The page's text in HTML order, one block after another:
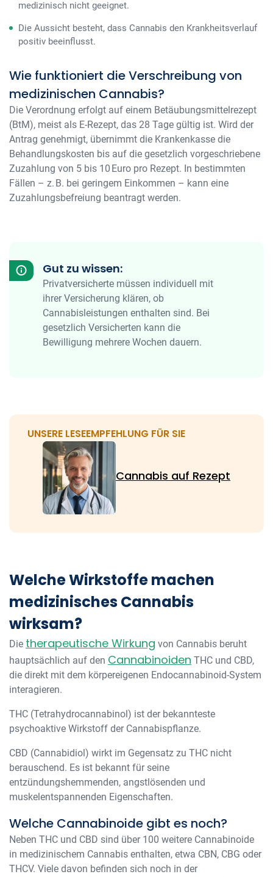
medizinisch nicht geeignet.
Die Aussicht besteht, dass Cannabis den Krankheitsverlauf
positiv beeinflusst.
Wie funktioniert die Verschreibung von
medizinischen Cannabis?
Die Verordnung erfolgt auf einem Betäubungsmittelrezept
(BtM), meist als E-Rezept, das 28 Tage gültig ist. Wird der
Antrag genehmigt, übernimmt die Krankenkasse die
Behandlungskosten bis auf die gesetzlich vorgeschriebene
Zuzahlung von 5 bis 10 Euro pro Rezept. In bestimmten
Fällen – z. B. bei geringem Einkommen – kann eine
Zuzahlungsbefreiung beantragt werden.
Gut zu wissen:
Privatversicherte müssen individuell mit
ihrer Versicherung klären, ob
Cannabisleistungen enthalten sind. Bei
gesetzlich Versicherten kann die
Bewilligung mehrere Wochen dauern.
UNSERE LESEEMPFEHLUNG FÜR SIE
Cannabis auf Rezept
Welche Wirkstoffe machen
medizinisches Cannabis
wirksam?
Die therapeutische Wirkung von Cannabis beruht
hauptsächlich auf den Cannabinoiden THC und CBD,
die direkt mit dem körpereigenen Endocannabinoid-System
interagieren.
THC (Tetrahydrocannabinol) ist der bekannteste
psychoaktive Wirkstoff der Cannabispflanze.
CBD (Cannabidiol) wirkt im Gegensatz zu THC nicht
berauschend. Es ist bekannt für seine
entzündungshemmenden, angstlösenden und
muskelentspannenden Eigenschaften.
Welche Cannabinoide gibt es noch?
Neben THC und CBD sind über 100 weitere Cannabinoide
in medizinischem Cannabis enthalten, etwa CBN, CBG oder
THCV. Viele davon befinden sich noch in der